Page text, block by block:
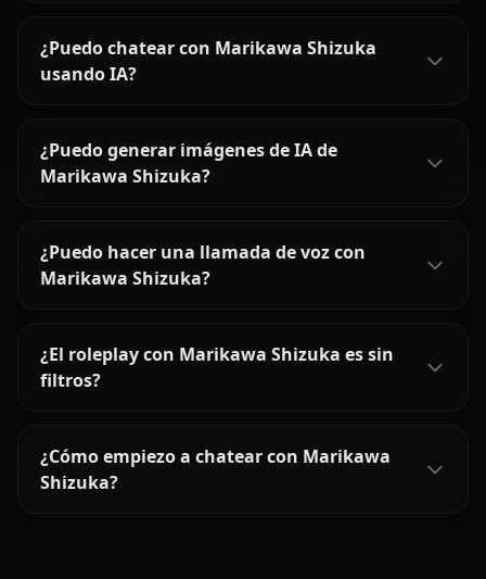
¿Puedo chatear con Marikawa Shizuka
usando IA?
¿Puedo generar imágenes de IA de
Marikawa Shizuka?
¿Puedo hacer una llamada de voz con
Marikawa Shizuka?
¿El roleplay con Marikawa Shizuka es sin
filtros?
¿Cómo empiezo a chatear con Marikawa
Shizuka?